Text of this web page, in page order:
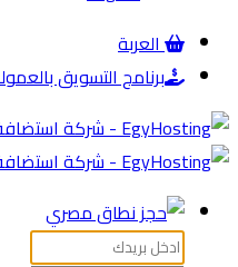
العربة
برنامج التسويق